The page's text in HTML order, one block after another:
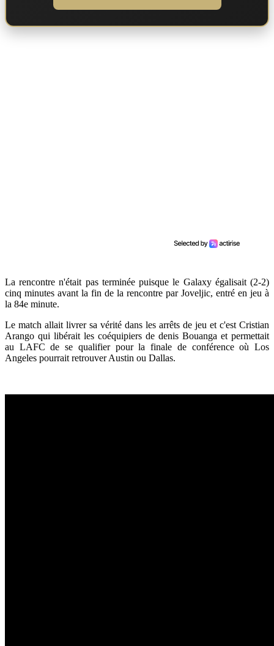
La rencontre n'était pas terminée puisque le Galaxy égalisait (2-2)
cinq minutes avant la fin de la rencontre par Joveljic, entré en jeu à
la 84e minute.
Le match allait livrer sa vérité dans les arrêts de jeu et c'est Cristian
Arango qui libérait les coéquipiers de denis Bouanga et permettait
au LAFC de se qualifier pour la finale de conférence où Los
Angeles pourrait retrouver Austin ou Dallas.